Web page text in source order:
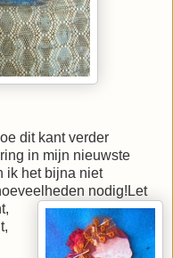
dit kant verder
in mijn nieuwste
ik het bijna niet
nodig! Let